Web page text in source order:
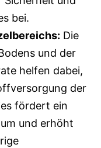
bei.
Die
und der
helfen dabei,
der
fördert ein
und erhöht